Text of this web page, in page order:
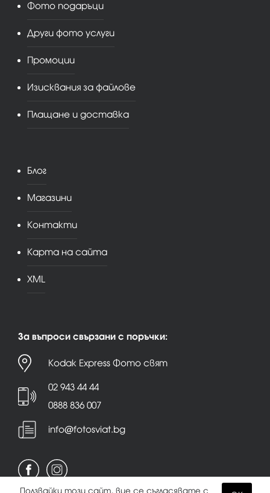
Фото подаръци
Други фото услуги
Промоции
Изисквания за файлове
Плащане и доставка
Блог
Магазини
Контакти
Карта на сайта
XML
За въпроси свързани с поръчки:
Kodak Express Фото свят
02 943 44 44
0888 836 007
info@fotosviat.bg
Ползвайки този сайт, вие се съгласявате с